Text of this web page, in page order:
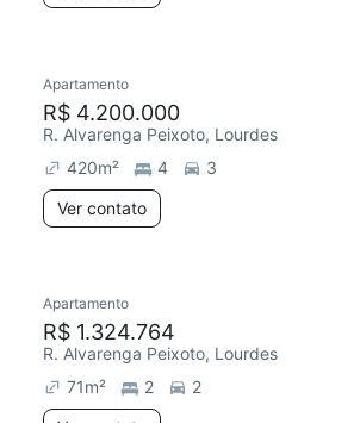
Apartamento
R$ 4.200.000
R. Alvarenga Peixoto, Lourdes
420m² 4
3
Ver contato
Apartamento
R$ 1.324.764
R. Alvarenga Peixoto, Lourdes
71m² 2
2